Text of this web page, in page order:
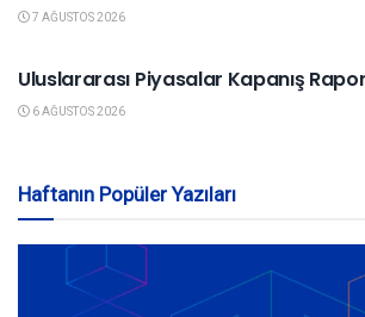
7 AĞUSTOS 2026
Uluslararası Piyasalar Kapanış
6 AĞUSTOS 2026
Haftanın Popüler Yazıları